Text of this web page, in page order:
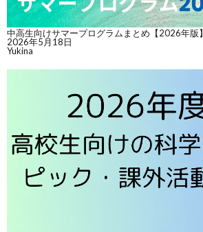
中高生向けサマープログラムまとめ【2026年版】
2026年5月18日
Yukina